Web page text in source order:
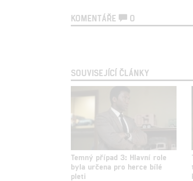
KOMENTÁŘE 0
SOUVISEJÍCÍ ČLÁNKY
Temný případ 3: Hlavní role
byla určena pro herce bílé
pleti